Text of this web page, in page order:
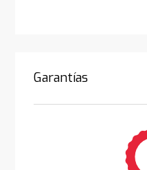
Garantías